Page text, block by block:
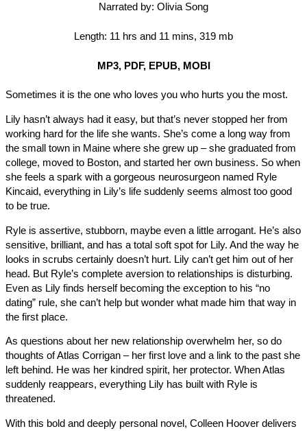
Narrated by: Olivia Song
Length: 11 hrs and 11 mins, 319 mb
MP3, PDF, EPUB, MOBI
Sometimes it is the one who loves you who hurts you the most.
Lily hasn’t always had it easy, but that’s never stopped her from
working hard for the life she wants. She’s come a long way
the small town in Maine where she grew up – she graduated
college, moved to Boston, and started her own business. So
she feels a spark with a gorgeous neurosurgeon named Ryle
Kincaid, everything in Lily’s life suddenly seems almost too
to be true.
Ryle is assertive, stubborn, maybe even a little arrogant. He’s
sensitive, brilliant, and has a total soft spot for Lily. And the way
looks in scrubs certainly doesn’t hurt. Lily can’t get him out of
head. But Ryle’s complete aversion to relationships is
Even as Lily finds herself becoming the exception to his “no
dating” rule, she can’t help but wonder what made him that way
the first place.
As questions about her new relationship overwhelm her, so do
thoughts of Atlas Corrigan – her first love and a link to the past
left behind. He was her kindred spirit, her protector. When Atlas
suddenly reappears, everything Lily has built with Ryle is
threatened.
With this bold and deeply personal novel, Colleen Hoover